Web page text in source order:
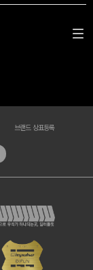
브랜드 상표등록